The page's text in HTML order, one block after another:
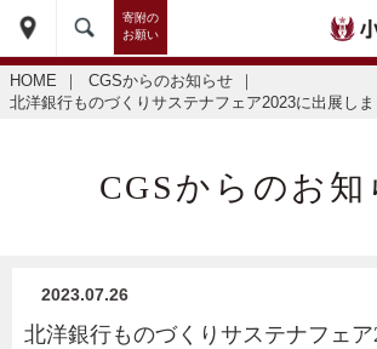
寄附の
お願い
HOME ｜ CGSからのお知らせ
｜
北洋銀行ものづくりサステナフェア2023に出展しま
CGSからのお知
2023.07.26
北洋銀行ものづくりサステナフェア